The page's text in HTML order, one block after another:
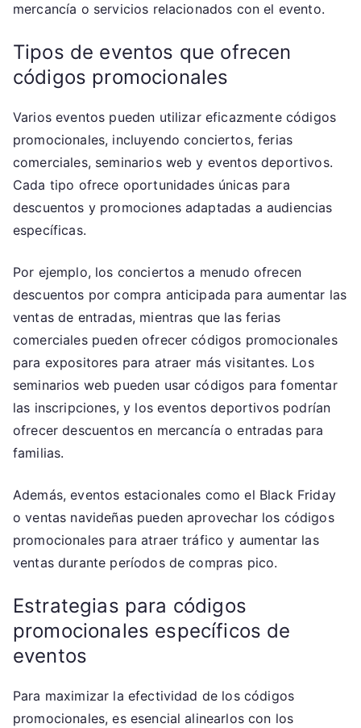
mercancía o servicios relacionados con el evento.
Tipos de eventos que ofrecen
códigos promocionales
Varios eventos pueden utilizar eficazmente códigos
promocionales, incluyendo conciertos, ferias
comerciales, seminarios web y eventos deportivos.
Cada tipo ofrece oportunidades únicas para
descuentos y promociones adaptadas a audiencias
específicas.
Por ejemplo, los conciertos a menudo ofrecen
descuentos por compra anticipada para aumentar las
ventas de entradas, mientras que las ferias
comerciales pueden ofrecer códigos promocionales
para expositores para atraer más visitantes. Los
seminarios web pueden usar códigos para fomentar
las inscripciones, y los eventos deportivos podrían
ofrecer descuentos en mercancía o entradas para
familias.
Además, eventos estacionales como el Black Friday
o ventas navideñas pueden aprovechar los códigos
promocionales para atraer tráfico y aumentar las
ventas durante períodos de compras pico.
Estrategias para códigos
promocionales específicos de
eventos
Para maximizar la efectividad de los códigos
promocionales, es esencial alinearlos con los